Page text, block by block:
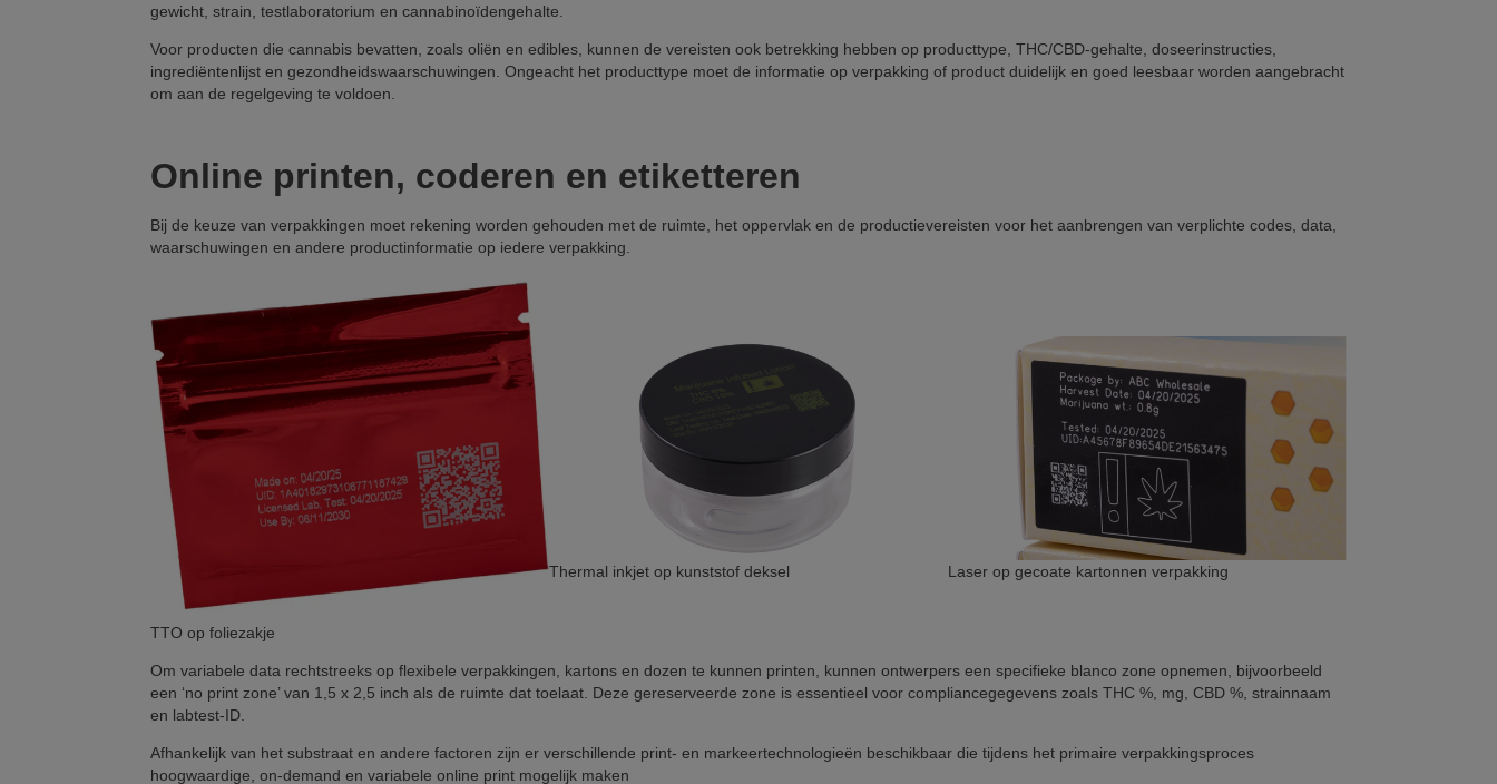
gewicht, strain, testlaboratorium en cannabinoïdengehalte.
Voor producten die cannabis bevatten, zoals oliën en edibles, kunnen de vereisten ook betrekking hebben op producttype, THC/CBD-gehalte, doseerinstructies,
ingrediëntenlijst en gezondheidswaarschuwingen. Ongeacht het producttype moet de informatie op verpakking of product duidelijk en goed leesbaar worden aangebracht
om aan de regelgeving te voldoen.
Online printen, coderen en etiketteren
Bij de keuze van verpakkingen moet rekening worden gehouden met de ruimte, het oppervlak en de productievereisten voor het aanbrengen van verplichte codes, data,
waarschuwingen en andere productinformatie op iedere verpakking.
TTO op foliezakje
Thermal inkjet op kunststof deksel Laser op gecoate kartonnen verpakking
Om variabele data rechtstreeks op flexibele verpakkingen, kartons en dozen te kunnen printen, kunnen ontwerpers een specifieke blanco zone opnemen, bijvoorbeeld
een ‘no print zone’ van 1,5 x 2,5 inch als de ruimte dat toelaat. Deze gereserveerde zone is essentieel voor compliancegegevens zoals THC %, mg, CBD %, strainnaam
en labtest-ID.
Afhankelijk van het substraat en andere factoren zijn er verschillende print- en markeertechnologieën beschikbaar die tijdens het primaire verpakkingsproces
hoogwaardige, on-demand en variabele online print mogelijk maken